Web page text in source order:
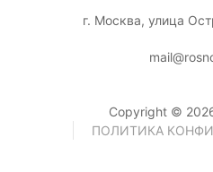
г. Москва, улица
Copyright ©
ПОЛИТИКА